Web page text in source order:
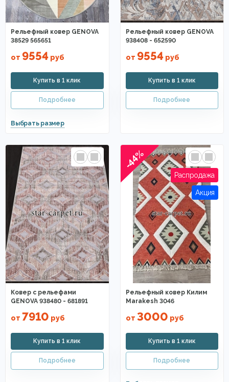
Рельефный ковер GENOVA
38529 565651
от 9554 руб
Рельефный ковер GENOVA
938408 - 652590
от 9554руб
Ковер с рельефами
GENOVA 938480 - 681891
от 7910 руб
-44%
Рельефный ковер Килим
Marakesh 3046
от 3000 руб